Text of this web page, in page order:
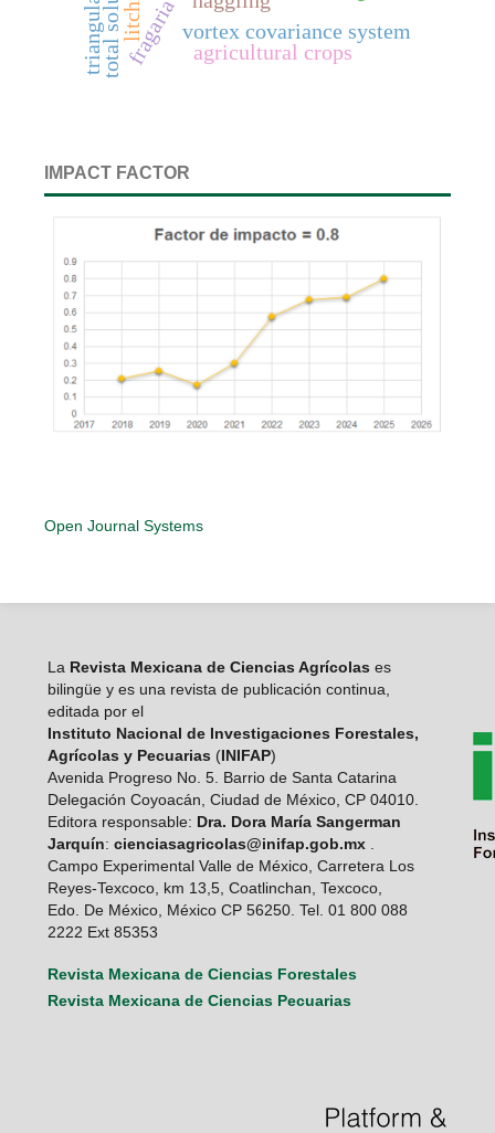
vortex covariance system
litchi
agricultural crops
IMPACT FACTOR
Open Journal Systems
LaRevista Mexicana de Ciencias Agrícolas es
bilingüe y es una revista de publicación continua,
editada por el
Instituto Nacional de Investigaciones Forestales,
Agrícolas y Pecuarias (INIFAP)
Avenida Progreso No. 5. Barrio de Santa Catarina
Delegación Coyoacán, Ciudad de México, CP 04010.
Editora responsable: Dra. Dora María Sangerman
Jarquín: cienciasagricolas@inifap.gob.mx.
Campo Experimental Valle de México, Carretera Los
Reyes-Texcoco, km 13,5, Coatlinchan, Texcoco,
Edo. De México, México CP 56250. Tel. 01 800 088
2222 Ext 85353
Revista Mexicana de Ciencias Forestales
Revista Mexicana de Ciencias Pecuarias